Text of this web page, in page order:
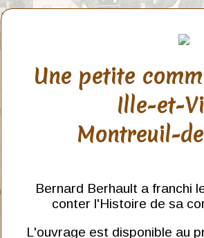
Une petite
Ille-et-
Montreuil-
Bernard Berhault a franchi
conter l'Histoire de sa
L'ouvrage est disponible au